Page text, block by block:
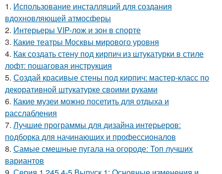
1. Использование инсталляций для создания
вдохновляющей атмосферы
2. Интерьеры VIP-лож и зон в спорте
3. Какие театры Москвы мирового уровня
4. Как создать стену под кирпич из штукатурки в стиле
лофт: пошаговая инструкция
5. Создай красивые стены под кирпич: мастер-класс по
декоративной штукатурке своими руками
6. Какие музеи можно посетить для отдыха и
расслабления
7. Лучшие программы для дизайна интерьеров:
подборка для начинающих и профессионалов
8. Самые смешные пугала на огороде: Топ лучших
вариантов